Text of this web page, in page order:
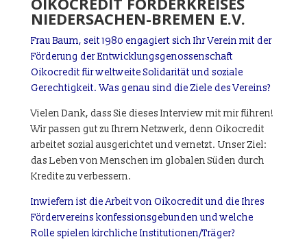
NIEDERSACHEN-BREMEN E.V.
Frau Baum, seit 1980 engagiert sich Ihr Verein mit der
Förderung der Entwicklungsgenossenschaft
Oikocredit für weltweite Solidarität und soziale
Gerechtigkeit. Was genau sind die Ziele des Vereins?
Vielen Dank, dass Sie dieses Interview mit mir führen!
Wir passen gut zu Ihrem Netzwerk, denn Oikocredit
arbeitet sozial ausgerichtet und vernetzt. Unser Ziel:
das Leben von Menschen im globalen Süden durch
Kredite zu verbessern.
Inwiefern ist die Arbeit von Oikocredit und die Ihres
Fördervereins konfessionsgebunden und welche
Rolle spielen kirchliche Institutionen/Träger?